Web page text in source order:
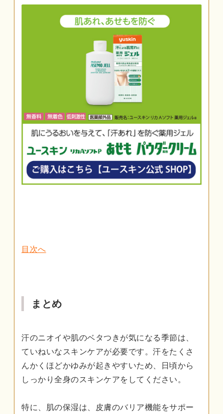
目次へ
まとめ
汗のニオイや肌のベタつきが気になる季節は、
ていねいなスキンケアが必要です。汗をたくさ
んかくほどかゆみが起きやすいため、日頃から
しっかり全身のスキンケアをしてください。
特に、肌の保湿は、皮膚のバリア機能をサポー